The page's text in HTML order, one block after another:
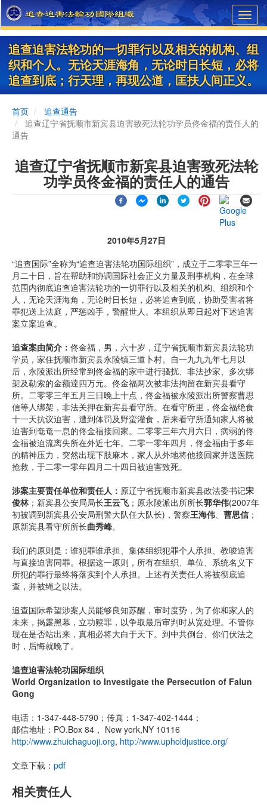
Skip
to
main
content
追查迫害法轮功的一切罪行以及相关的机构、组
织和个人。无论天涯海角，无论时日长短，必将
追查到底；行天理，再现公道，匡扶人间正义。
首页
追查通告
追查辽宁省抚顺市新宾县迫害致死法轮功学员佟金福的责任人的
通告
追查辽宁省抚顺市新宾县迫害致死法轮
功学员佟金福的责任人的通告
2010年5月27日
“追查国际”全称为“追查迫害法轮功国际组织”，成立于二零零三年一
月二十日，旨在帮助和协调国际社会正义力量及刑事机构，在全球
范围内彻底追查迫害法轮功的一切罪行以及相关的机构、组织和个
人，无论天涯海角，无论时日长短，必将追查到底，协助受害者将
罪犯送上法庭，严惩凶手，警醒世人。本组织从即日起对下述迫害
案立案追查。
追查案由简介： 佟金福，男，六十岁，辽宁省抚顺市新宾县法轮功
学员，家住抚顺市新宾县永陵镇三道卜村。自一九九九年七月以
后，永陵派出所经常到佟金福的家中进行骚扰、非法抄家、多次绑
架及勒索的金额逹四万元。佟金福两次被非法拘留在新宾县看守
所。二零零三年五月三日晚上十点，佟金福被永陵派出所警察曹思
信等人绑架，非法关押在新宾县看守所。在看守所里，佟金福绝食
十一天抗议迫害，遭到体罚及野蛮灌食，后来看守所通知家人将被
迫害到奄奄一息的佟金福接回家。二零零三年六月六日，病弱的佟
金福被迫流离失所在外近七年。二零一零年四月，佟金福由于多年
的精神压力，突然出现下肢麻木，家人从外地将他接回家并送医院
抢救，于二零一零年四月二十四日被迫害致死。
涉案主要责任单位和责任人： 原辽宁省抚顺市新宾县政法委书记宋
俊林；新宾县公安局局长王云飞 ；原永陵派出所所长郭华伟(2007年
初被调到新宾县公安局刑警大队任大队长)，警察王海伟、 曹思信 ；
原新宾县看守所所长曲秀峰。
我们的原则是：谁犯罪谁承担、集体组织犯罪个人承担、教唆迫害
与直接迫害同罪。根据这一原则，所有在组织、单位、系统名义下
所犯的罪行最终将落实到个人承担。上述有关责任人将被彻底追
查，并被绳之以法。
追查国际希望涉案人员能够良知苏醒，审时度势，为了你和家人的
未来，揭露黑幕，立功赎罪，以争取最后审判时从宽处理。不管你
现在是否站出来，真相必将大白于天下。到中共倒台、你们伏法之
时，后悔就晚了。
追查迫害法轮功国际组织
World Organization to Investigate the Persecution of Falun
Gong
电话：1-347-448-5790；传真：1-347-402-1444；
邮信地址：PO.Box 84， New york,NY 10116
http://www.zhuichaguoji.org, http://www.upholdjustice.org/
文章下载： pdf
相关责任人